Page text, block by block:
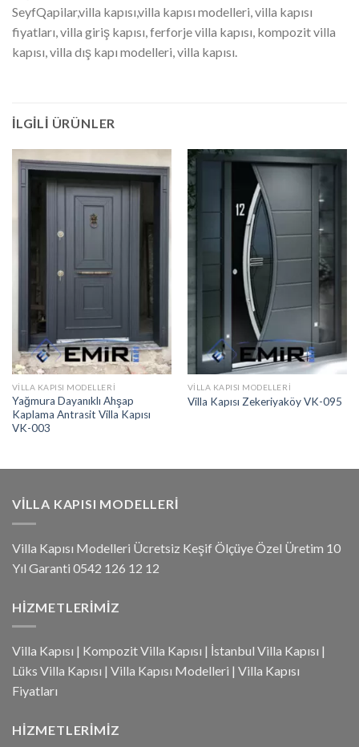
SeyfQapilar,villa kapısı,villa kapısı modelleri, villa kapısı
fiyatları, villa giriş kapısı, ferforje villa kapısı, kompozit villa
kapısı, villa dış kapı modelleri, villa kapısı.
İLGILI ÜRÜNLER
VILLA KAPISI MODELLERI
Yağmura Dayanıklı Ahşap
Kaplama Antrasit Villa Kapısı
VK-003
VILLA KAPISI MODELLERI
Villa Kapısı Zekeriyaköy VK-095
VILLA KAPISI MODELLERI
Villa Kapısı Modelleri Ücretsiz Keşif Ölçüye Özel Üretim 10
Yıl Garanti 0542 126 12 12
HIZMETLERIMIZ
Villa Kapısı | Kompozit Villa Kapısı | İstanbul Villa Kapısı |
Lüks Villa Kapısı | Villa Kapısı Modelleri | Villa Kapısı
Fiyatları
HIZMETLERIMIZ